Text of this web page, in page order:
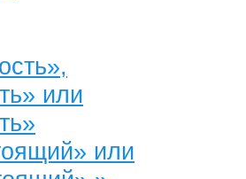
или
или